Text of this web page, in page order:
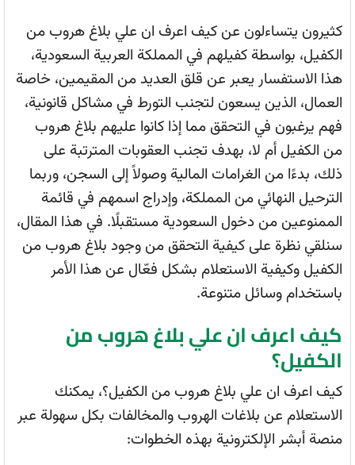
كثيرون يتساءلون عن كيف اعرف ان علي بلاغ هروب من
الكفيل، بواسطة كفيلهم في المملكة العربية السعودية،
هذا الاستفسار يعبر عن قلق العديد من المقيمين، خاصة
العمال، الذين يسعون لتجنب التورط في مشاكل قانونية،
فهم يرغبون في التحقق مما إذا كانوا عليهم بلاغ هروب
من الكفيل أم لا، بهدف تجنب العقوبات المترتبة على
ذلك، بدءًا من الغرامات المالية وصولاً إلى السجن، وربما
الترحيل النهائي من المملكة، وإدراج اسمهم في قائمة
الممنوعين من دخول السعودية مستقبلًا. في هذا المقال،
سنلقي نظرة على كيفية التحقق من وجود بلاغ هروب من
الكفيل وكيفية الاستعلام بشكل فعّال عن هذا الأمر
باستخدام وسائل متنوعة.
كيف اعرف ان علي بلاغ هروب من
الكفيل؟
كيف اعرف ان علي بلاغ هروب من الكفيل؟، يمكنك
الاستعلام عن بلاغات الهروب والمخالفات بكل سهولة عبر
منصة أبشر الإلكترونية بهذه الخطوات: